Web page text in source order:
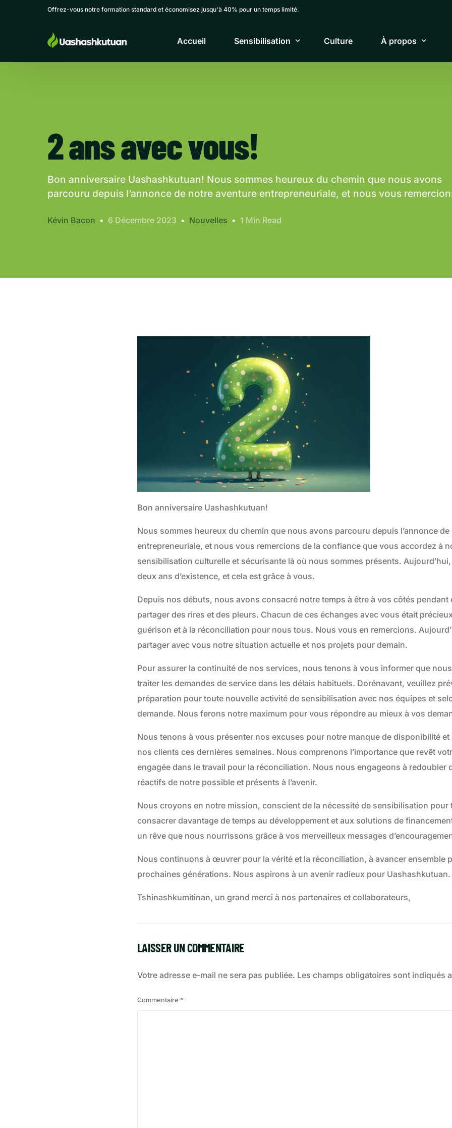
Offrez-vous notre formation standard et économisez jusqu'à 40% pour un temps limité.
Accueil Sensibilisation
Webinaires
Culture À propos
2 ans avec vous!
Bon anniversaire Uashashkutuan! Nous sommes heureux du chemin que nous avons
parcouru depuis l’annonce de notre aventure entrepreneuriale, et nous vous
Kévin Bacon 6 Décembre 2023 Nouvelles 1 Min Read
Bon anniversaire Uashashkutuan!
Nous sommes heureux du chemin que nous avons parcouru depuis l’annonce
entrepreneuriale, et nous vous remercions de la confiance que vous accordez à
sensibilisation culturelle et sécurisante là où nous sommes présents.
deux ans d’existence, et cela est grâce à vous.
Depuis nos débuts, nous avons consacré notre temps à être à vos côtés pendant
partager des rires et des pleurs. Chacun de ces échanges avec vous était
guérison et à la réconciliation pour nous tous. Nous vous en remercions.
partager avec vous notre situation actuelle et nos projets pour demain.
Pour assurer la continuité de nos services, nous tenons à vous informer que
traiter les demandes de service dans les délais habituels. Dorénavant, veuillez
préparation pour toute nouvelle activité de sensibilisation avec nos équipes et
demande. Nous ferons notre maximum pour vous répondre au mieux à vos
Nous tenons à vous présenter nos excuses pour notre manque de disponibilité et
nos clients ces dernières semaines. Nous comprenons l’importance que revêt
engagée dans le travail pour la réconciliation. Nous nous engageons à redoubler
réactifs de notre possible et présents à l’avenir.
Nous croyons en notre mission, conscient de la nécessité de sensibilisation
consacrer davantage de temps au développement et aux solutions de
un rêve que nous nourrissons grâce à vos merveilleux messages
Nous continuons à œuvrer pour la vérité et la réconciliation, à avancer ensemble
prochaines générations. Nous aspirons à un avenir radieux pour Uashashkutuan.
Tshinashkumitinan, un grand merci à nos partenaires et collaborateurs,
LAISSER UN COMMENTAIRE
Votre adresse e-mail ne sera pas publiée. Les champs obligatoires sont indiqués
Commentaire *